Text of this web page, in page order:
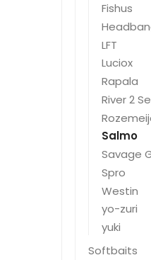
Fishus
LFT
Luciox
Rapala
River 2
Salmo
Savage
Spro
Westin
yo-zuri
yuki
Softbaits